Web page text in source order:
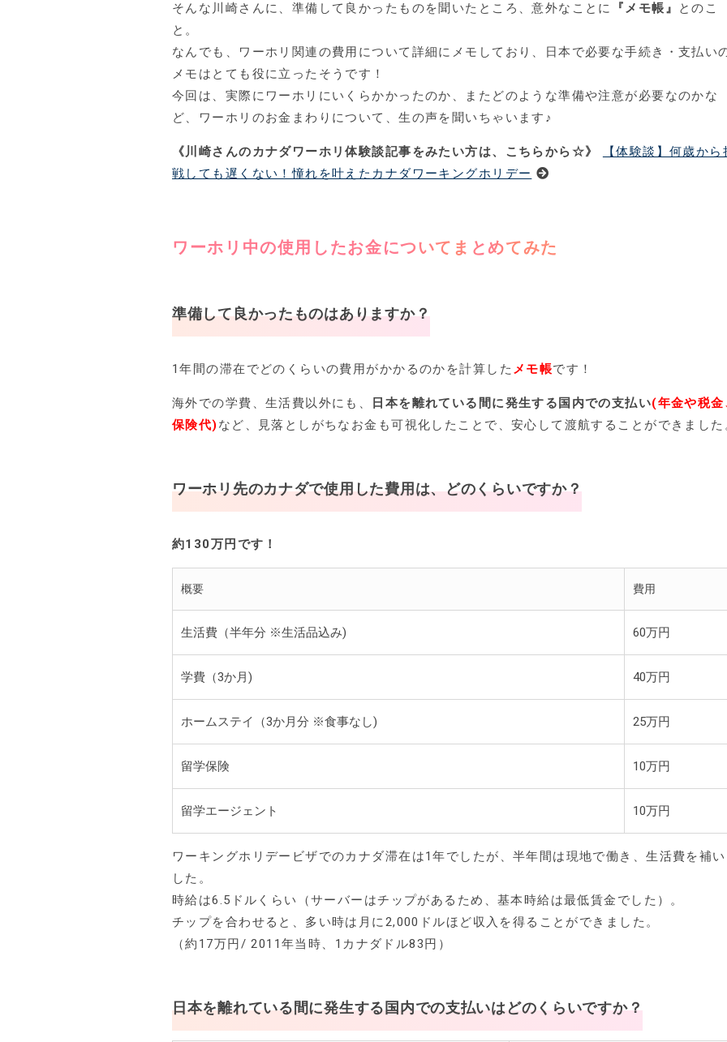
そんな川崎さんに、準備して良かったものを聞いたところ、意外なことに 『メモ帳』
とのこ
と。
なんでも、ワーホリ関連の費用について詳細にメモしており、日本で必要な手続き・支払い
メモはとても役に立ったそうです！
今回は、実際にワーホリにいくらかかったのか、またどのような準備や注意が必要なのかな
ど、ワーホリのお金まわりについて、生の声を聞いちゃいます♪
《川崎さんのカナダワーホリ体験談記事をみたい方は、こちらから☆》
【体験談】何歳から
戦しても遅くない！憧れを叶えたカナダワーキングホリデー
ワーホリ中の使用したお金についてまとめてみた
準備して良かったものはありますか？
1年間の滞在でどのくらいの費用がかかるのかを計算した メモ帳です！
海外での学費、生活費以外にも、 日本を離れている間に発生する国内での支払い(年金や税金
保険代) など、見落としがちなお金も可視化したことで、安心して渡航することができました
ワーホリ先のカナダで使用した費用は、どのくらいですか？
約130万円です！
概要 費用
生活費（半年分 ※生活品込み) 60万円
学費（3か月) 40万円
ホームステイ（3か月分 ※食事なし) 25万円
留学保険 10万円
留学エージェント 10万円
ワーキングホリデービザでのカナダ滞在は1年でしたが、半年間は現地で働き、生活費を補
した。
時給は6.5ドルくらい（サーバーはチップがあるため、基本時給は最低賃金でした）。
チップを合わせると、多い時は月に2,000ドルほど収入を得ることができました。
（約17万円/ 2011年当時、1カナダドル83円）
日本を離れている間に発生する国内での支払いはどのくらいですか？